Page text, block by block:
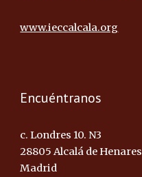
www.ieccalcala.org
Encuéntranos
c. Londres 10. N3
28805 Alcalá de Henares
Madrid